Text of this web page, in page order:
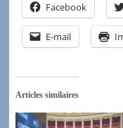
Facebook
E-mail
Articles similaires